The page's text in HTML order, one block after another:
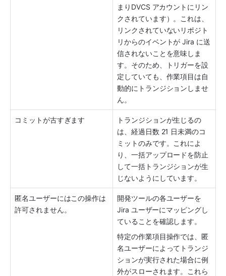
まりDVCS アカウントにリン
クされています）。これは、
リンクされていないリポジト
リからのイベントが Jira に送
信されないことを意味しま
す。そのため、トリガーを設
定していても、作業項目は自
動的にトランジションしませ
ん。
コミットが古すぎます
トランジションが生じるの
は、経過日数 21 日未満のコ
ミットのみです。これによ
り、一括アップロードを防止
して一括トランジションが生
じないようにしています。
匿名ユーザーにはこの操作は
許可されません。
開発ツールの各ユーザーを
Jira ユーザーにマッピングし
ていることを確認します。
特定の作業項目操作では、匿
名ユーザーによってトランジ
ションが実行された場合に例
外がスローされます。これら